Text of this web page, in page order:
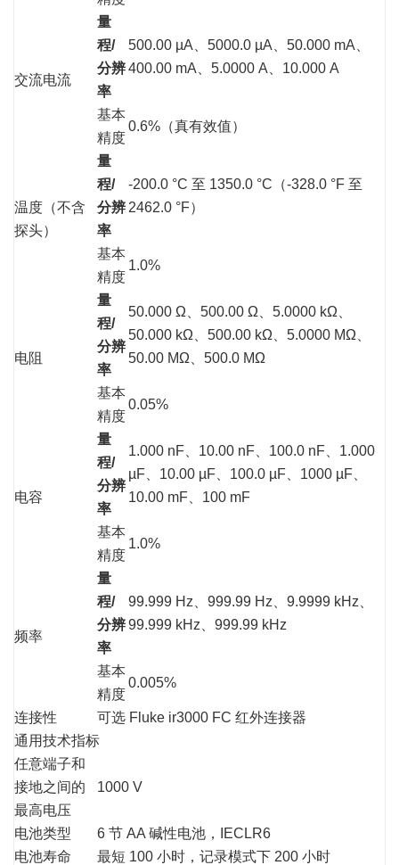
交流电流
量
程/
分辨
率
500.00 µA、5000.0 µA、50.000 mA、
400.00 mA、5.0000 A、10.000 A
基本
精度
0.6%（真有效值）
温度（不含
探头）
量
程/
分辨
率
-200.0 °C 至 1350.0 °C（-328.0 °F 至
2462.0 °F）
基本
精度
1.0%
电阻
量
程/
分辨
率
50.000 Ω、500.00 Ω、5.0000 kΩ、
50.000 kΩ、500.00 kΩ、5.0000 MΩ、
50.00 MΩ、500.0 MΩ
基本
精度
0.05%
电容
量
程/
分辨
率
1.000 nF、10.00 nF、100.0 nF、1.000
µF、10.00 µF、100.0 µF、1000 µF、
10.00 mF、100 mF
基本
精度
1.0%
频率
量
程/
分辨
率
99.999 Hz、999.99 Hz、9.9999 kHz、
99.999 kHz、999.99 kHz
基本
精度
0.005%
连接性
可选 Fluke ir3000 FC 红外连接器
通用技术指标
任意端子和
接地之间的
最高电压
1000 V
电池类型
6 节 AA 碱性电池，IECLR6
电池寿命
最短 100 小时，记录模式下 200 小时